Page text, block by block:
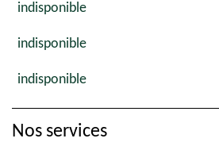
indisponible
indisponible
indisponible
Nos services